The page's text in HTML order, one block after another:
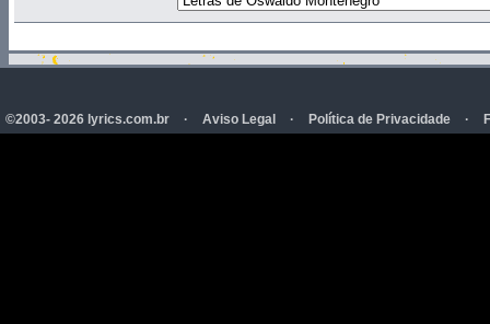
©2003- 2026 lyrics.com.br · Aviso Legal · Política de Privacidade ·